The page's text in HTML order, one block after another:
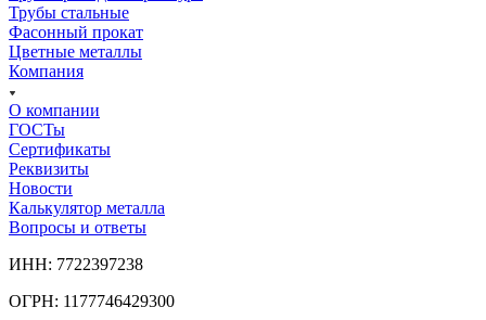
Трубы стальные
Фасонный прокат
Цветные металлы
Компания
О компании
ГОСТы
Сертификаты
Реквизиты
Новости
Калькулятор металла
Вопросы и ответы
ИНН: 7722397238
ОГРН: 1177746429300